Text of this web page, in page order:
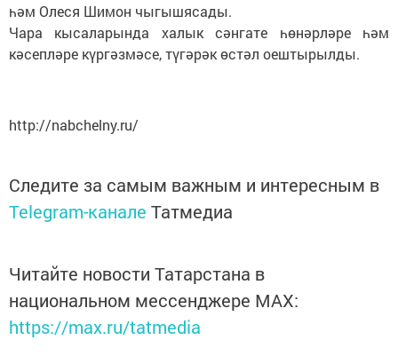
һәм Олеся Шимон чыгышясады.
Чара кысаларында халык сәнгате һөнәрләре һәм
кәсепләре күргәзмәсе, түгәрәк өстәл оештырылды.
http://nabchelny.ru/
Следите за самым важным и интересным в
Telegram-канале Татмедиа
Читайте новости Татарстана в
национальном мессенджере MАХ:
https://max.ru/tatmedia